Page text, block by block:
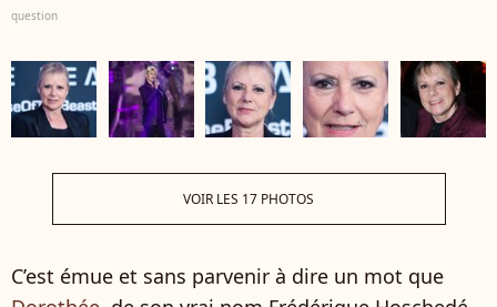
question
VOIR LES 17 PHOTOS
C’est émue et sans parvenir à dire un mot que